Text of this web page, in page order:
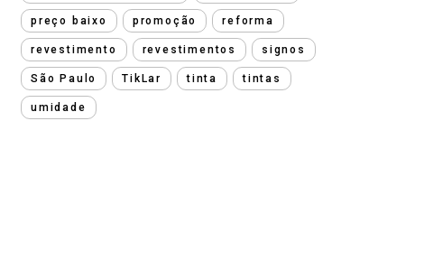
preço baixo promoção reforma
revestimento revestimentos signos
São Paulo TikLar tinta tintas
umidade